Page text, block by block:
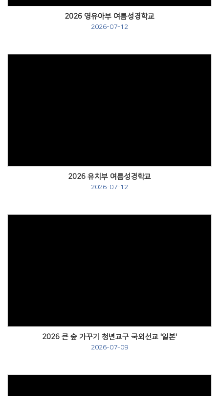
2026 영유아부 여름성경학교
2026-07-12
2026 유치부 여름성경학교
2026-07-12
2026 큰 숲 가꾸기 청년교구 국외선교 '일본'
2026-07-09